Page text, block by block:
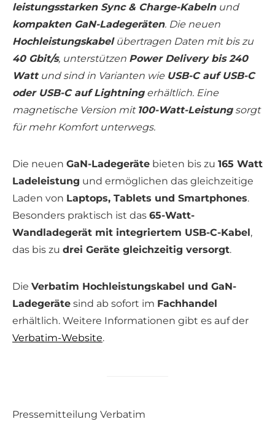
leistungsstarken Sync & Charge-Kabelnund
kompakten GaN-Ladegeräten. Die neuen
Hochleistungskabelübertragen Daten mit bis zu
40 Gbit/s, unterstützen Power Delivery bis 240
Wattund sind in Varianten wie USB-C auf USB-C
oder USB-C auf Lightningerhältlich. Eine
magnetische Version mit 100-Watt-Leistungsorgt
für mehr Komfort unterwegs.
Die neuen GaN-Ladegeräte bieten bis zu 165 Watt
Ladeleistung und ermöglichen das gleichzeitige
Laden von Laptops, Tablets und Smartphones.
Besonders praktisch ist das 65-Watt-
Wandladegerät mit integriertem USB-C-Kabel,
das bis zu drei Geräte gleichzeitig versorgt.
Die Verbatim Hochleistungskabel und GaN-
Ladegeräte sind ab sofort im Fachhandel
erhältlich. Weitere Informationen gibt es auf der
Verbatim-Website.
Pressemitteilung Verbatim